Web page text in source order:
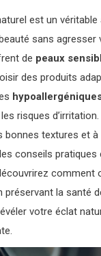
est un
sans agresser
de peaux
des produits
risques
bonnes textures et à
conseils
comment
la santé
votre éclat